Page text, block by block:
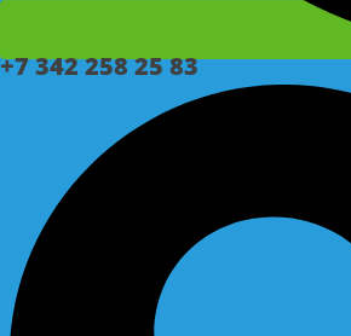
+7 342 258 25 83